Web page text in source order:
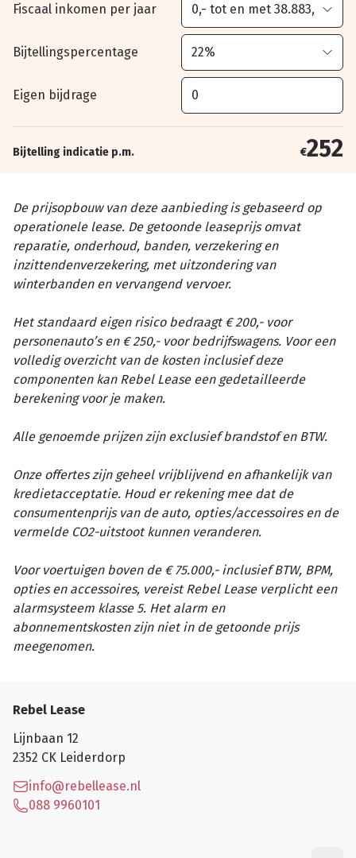
Fiscaal inkomen per jaar
Bijtellingspercentage
Eigen bijdrage
Bijtelling indicatie p.m. €252
De prijsopbouw van deze aanbieding is gebaseerd op
operationele lease. De getoonde leaseprijs omvat
reparatie, onderhoud, banden, verzekering en
inzittendenverzekering, met uitzondering van
winterbanden en vervangend vervoer.
Het standaard eigen risico bedraagt € 200,- voor
personenauto’s en € 250,- voor bedrijfswagens. Voor een
volledig overzicht van de kosten inclusief deze
componenten kan Rebel Lease een gedetailleerde
berekening voor je maken.
Alle genoemde prijzen zijn exclusief brandstof en BTW.
Onze offertes zijn geheel vrijblijvend en afhankelijk van
kredietacceptatie. Houd er rekening mee dat de
consumentenprijs van de auto, opties/accessoires en de
vermelde CO2-uitstoot kunnen veranderen.
Voor voertuigen boven de € 75.000,- inclusief BTW, BPM,
opties en accessoires, vereist Rebel Lease verplicht een
alarmsysteem klasse 5. Het alarm en
abonnementskosten zijn niet in de getoonde prijs
meegenomen.
Rebel Lease
Lijnbaan 12
2352 CK Leiderdorp
info@rebellease.nl
088 9960101